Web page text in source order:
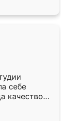
себе
качеством
уже почти